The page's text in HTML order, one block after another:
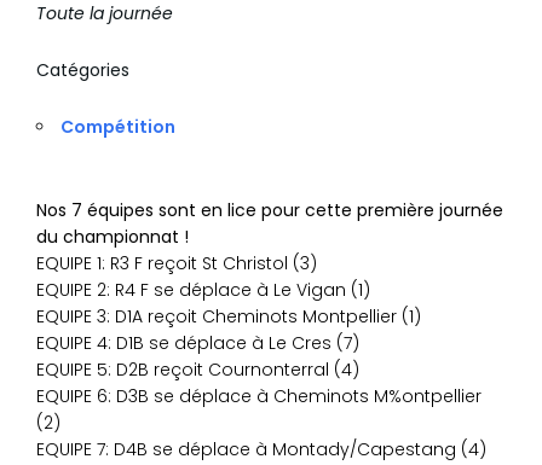
Toute la journée
Catégories
Compétition
Nos 7 équipes sont en lice pour cette première journée
du championnat !
EQUIPE 1: R3 F reçoit St Christol (3)
EQUIPE 2: R4 F se déplace à Le Vigan (1)
EQUIPE 3: D1A reçoit Cheminots Montpellier (1)
EQUIPE 4: D1B se déplace à Le Cres (7)
EQUIPE 5: D2B reçoit Cournonterral (4)
EQUIPE 6: D3B se déplace à Cheminots M%ontpellier
(2)
EQUIPE 7: D4B se déplace à Montady/Capestang (4)